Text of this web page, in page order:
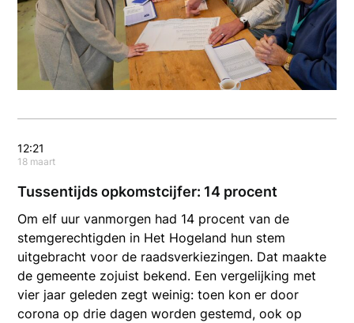
12:21
18 maart
Tussentijds opkomstcijfer: 14 procent
Om elf uur vanmorgen had 14 procent van de
stemgerechtigden in Het Hogeland hun stem
uitgebracht voor de raadsverkiezingen. Dat maakte
de gemeente zojuist bekend. Een vergelijking met
vier jaar geleden zegt weinig: toen kon er door
corona op drie dagen worden gestemd, ook op